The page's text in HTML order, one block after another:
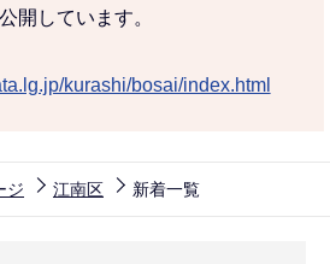
開しています。
kurashi/bosai/index.html
ジ 江南区 新着一覧